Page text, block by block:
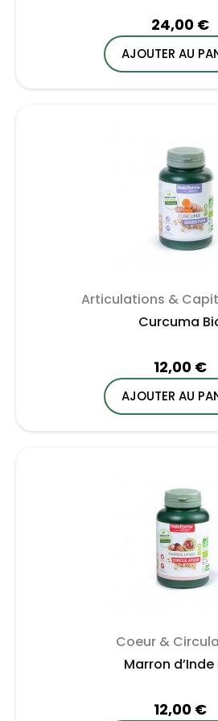
24,00 €
AJOUTER AU
Articulations &
Curcuma
12,00 €
AJOUTER AU
Coeur &
Marron d’Inde
12,00 €